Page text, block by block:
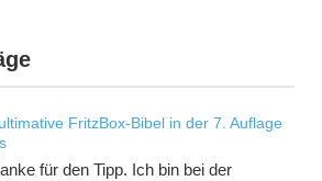
FritzBox-Bibel in der 7. Auflage
für den Tipp. Ich bin bei der